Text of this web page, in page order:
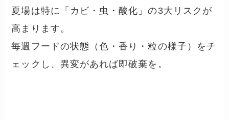
夏場は特に「カビ・虫・酸化」の3大リスクが
高まります。
毎週フードの状態（色・香り・粒の様子）をチ
ェックし、異変があれば即破棄を。